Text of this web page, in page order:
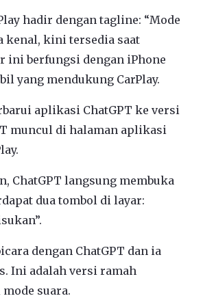
hadir dengan tagline: “Mode
kenal, kini tersedia saat
ini berfungsi dengan iPhone
yang mendukung CarPlay.
aplikasi ChatGPT ke versi
muncul di halaman aplikasi
ChatGPT langsung membuka
dua tombol di layar:
dengan ChatGPT dan ia
Ini adalah versi ramah
suara.